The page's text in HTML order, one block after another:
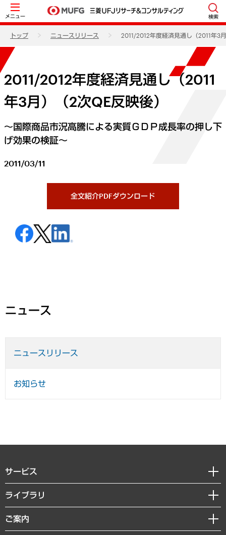
メニュー 検索
トップ ニュースリリース 2011/2012年度経済見通し（2011年3
2011/2012年度経済見通し（2011
年3月）（2次QE反映後）
～国際商品市況高騰による実質ＧＤＰ成長率の押し下
げ効果の検証～
2011/03/11
全文紹介PDFダウンロード
ニュース
ニュースリリース
お知らせ
サービス
経営戦略
組織・人事戦略
デジタルイノベーション
ライブラリ
経済調査
レポート
ご案内